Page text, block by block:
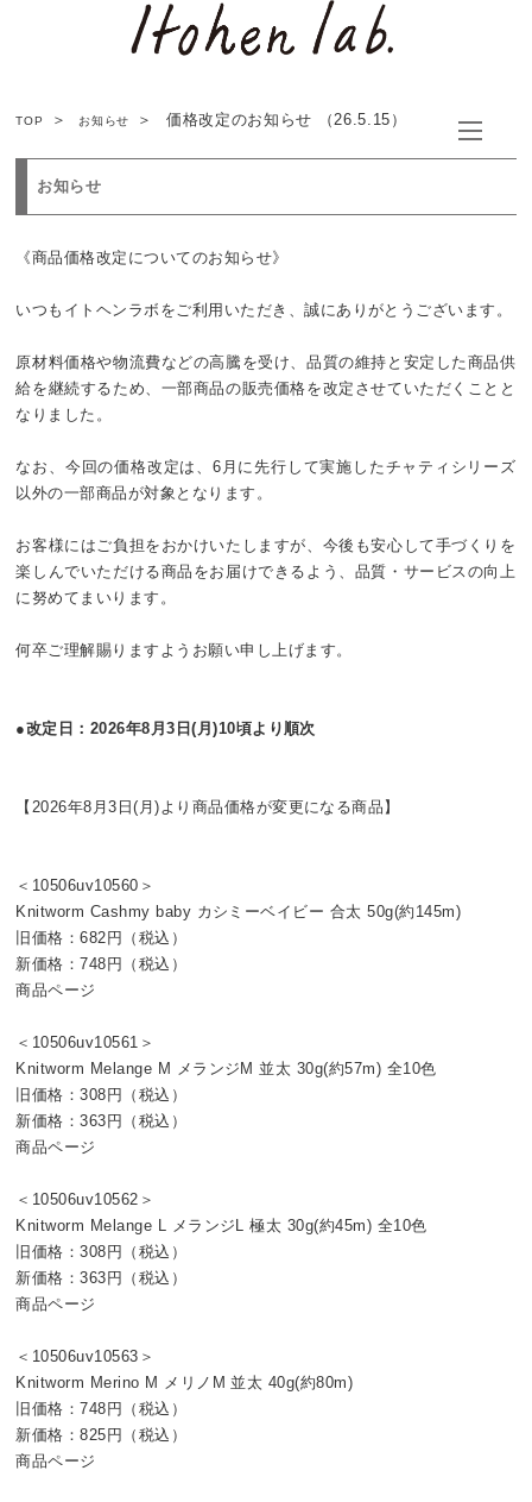
TOP お知らせ 価格改定のお知らせ （26.5.15）
お知らせ
《商品価格改定についてのお知らせ》
いつもイトヘンラボをご利用いただき、誠にありがとうございます。
原材料価格や物流費などの高騰を受け、品質の維持と安定した商品供
給を継続するため、一部商品の販売価格を改定させていただくことと
なりました。
なお、今回の価格改定は、6月に先行して実施したチャティシリーズ
以外の一部商品が対象となります。
お客様にはご負担をおかけいたしますが、今後も安心して手づくりを
楽しんでいただける商品をお届けできるよう、品質・サービスの向上
に努めてまいります。
何卒ご理解賜りますようお願い申し上げます。
●改定日：2026年8月3日(月)10頃より順次
【2026年8月3日(月)より商品価格が変更になる商品】
＜10506uv10560＞
Knitworm Cashmy baby カシミーベイビー 合太 50g(約145m)
旧価格：682円（税込）
新価格：748円（税込）
商品ページ
＜10506uv10561＞
Knitworm Melange M メランジM 並太 30g(約57m) 全10色
旧価格：308円（税込）
新価格：363円（税込）
商品ページ
＜10506uv10562＞
Knitworm Melange L メランジL 極太 30g(約45m) 全10色
旧価格：308円（税込）
新価格：363円（税込）
商品ページ
＜10506uv10563＞
Knitworm Merino M メリノM 並太 40g(約80m)
旧価格：748円（税込）
新価格：825円（税込）
商品ページ